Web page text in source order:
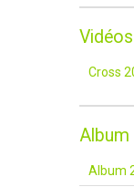
Vidéos
Cross
Album